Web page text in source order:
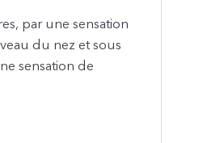
par une sensation
du nez et sous
sensation de